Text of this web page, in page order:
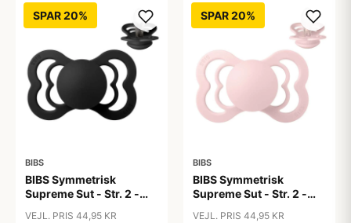
SPAR 20%
BIBS
BIBS Symmetrisk
Supreme Sut - Str. 2 -
VEJL. PRIS 44,95 KR
SPAR 20%
BIBS
BIBS Symmetrisk
Supreme Sut - Str. 2 -
VEJL. PRIS 44,95 KR